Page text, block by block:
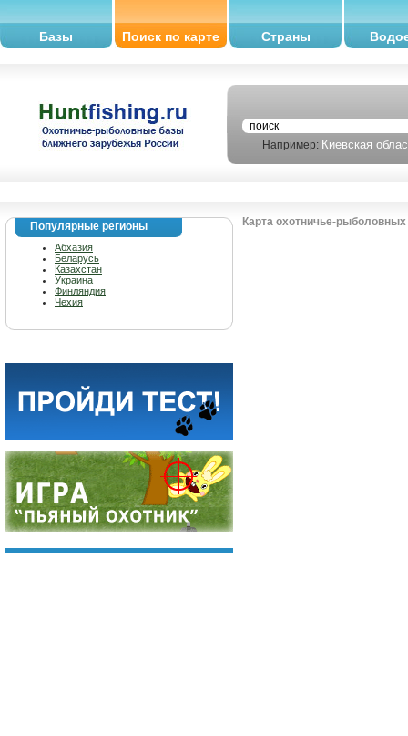
Базы Поиск по карте Страны
Например: Киевская
Популярные регионы
Абхазия
Беларусь
Казахстан
Украина
Финляндия
Чехия
Карта охотничье-рыболовных